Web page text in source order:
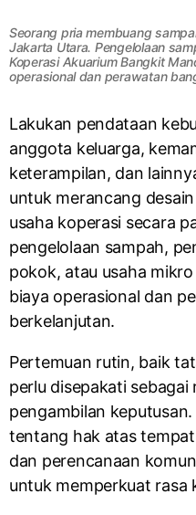
Seorang pria membuang
Jakarta Utara. Pengelolaan
Koperasi Akuarium Bangkit
operasional dan perawatan
Lakukan pendataan
anggota keluarga,
keterampilan, dan
untuk merancang
usaha koperasi secara
pengelolaan sampah,
pokok, atau usaha
biaya operasional dan
berkelanjutan.
Pertemuan rutin, baik
perlu disepakati sebagai
pengambilan
tentang hak atas
dan perencanaan
untuk memperkuat rasa